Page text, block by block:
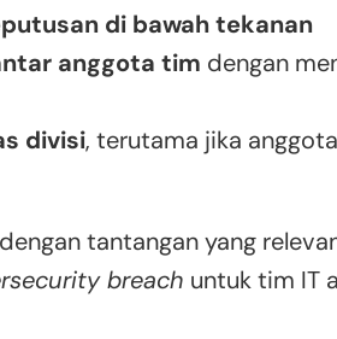
di bawah tekanan
anggota tim dengan
divisi, terutama jika
tantangan yang
breach untuk tim IT